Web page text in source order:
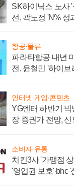
SK하이닉스 노사
선, 곽노정 'N% 성
항공·물류
파라타항공 내년
전, 윤철민 '하이
인터넷·게임·콘텐츠
YG엔터 하반기
장 증권가 전망,
소비자·유통
치킨3사 '가맹점
'영업권 보호'·bhc '